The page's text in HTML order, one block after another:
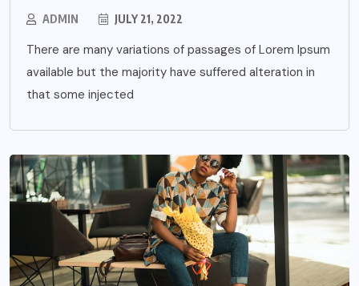
ADMIN JULY 21, 2022
There are many variations of passages of Lorem Ipsum
available but the majority have suffered alteration in
that some injected